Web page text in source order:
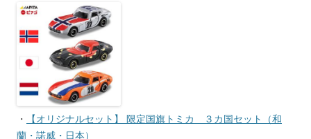
・
【オリジナルセット】 限定国旗トミカ ３カ国セット（和
蘭・諾威・日本）